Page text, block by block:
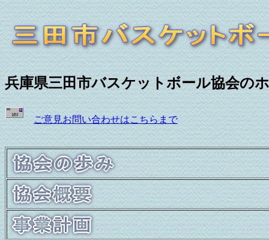
兵庫県三田市バスケットボール協会の
ご意見お問い合わせはこちらまで